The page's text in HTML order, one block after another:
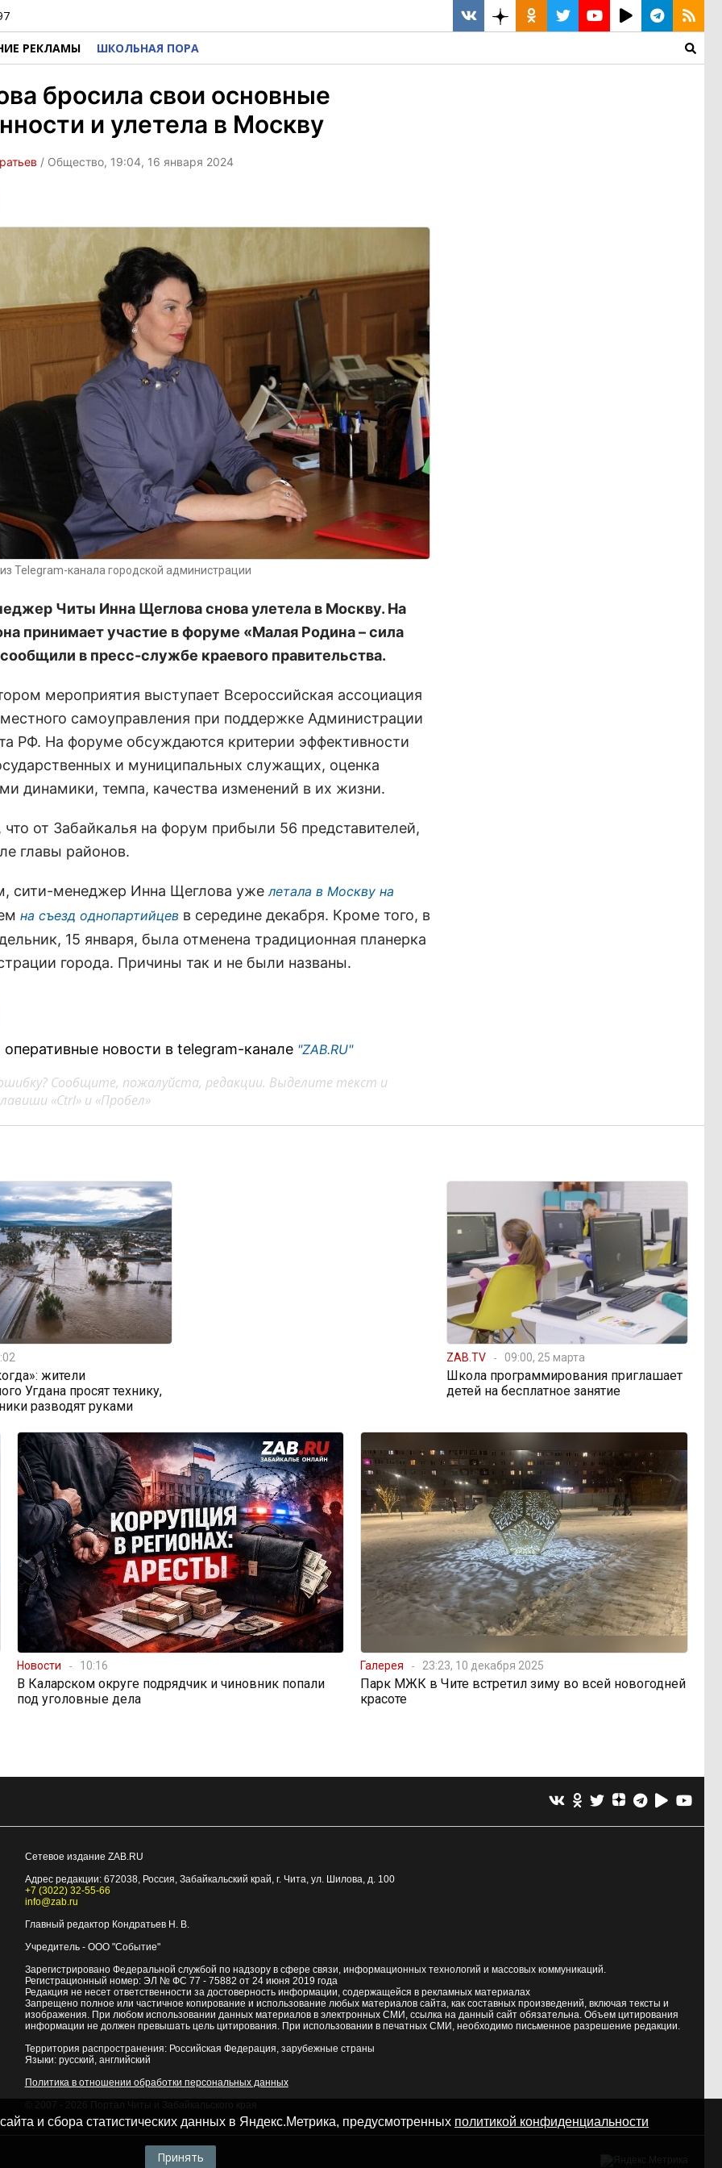
РЕКЛАМЫ ШКОЛЬНАЯ ПОРА
бросила свои основные
и улетела в Москву
/ Общество, 19:04, 16 января 2024
Telegram-канала городской администрации
Читы Инна Щеглова снова улетела в Москву. На
принимает участие в форуме «Малая Родина – сила
в пресс-службе краевого правительства.
мероприятия выступает Всероссийская ассоциация
самоуправления при поддержке Администрации
РФ. На форуме обсуждаются критерии эффективности
и муниципальных служащих, оценка
динамики, темпа, качества изменений в их жизни.
от Забайкалья на форум прибыли 56 представителей,
главы районов.
сити-менеджер Инна Щеглова ужелетала в Москву на
на съезд однопартийцев в середине декабря. Кроме того, в
15 января, была отменена традиционная планерка
города. Причины так и не были названы.
новости в telegram-канале "ZAB.RU"
Сообщите, пожалуйста, редакции. Выделите текст и
«Ctrl» и «Пробел»
жители
Угдана просят технику,
разводят руками
ZAB.TV 09:00, 25 марта
Школа программирования приглашает
детей на бесплатное занятие
Новости 10:16
В Каларском округе подрядчик и чиновник попали
под уголовные дела
Галерея 23:23, 10 декабря 2025
Парк МЖК в Чите встретил зиму во всей новогодней
красоте
Сетевое издание ZAB.RU
Адрес редакции: 672038, Россия, Забайкальский край, г. Чита, ул. Шилова, д. 100
+7 (3022) 32-55-66
info@zab.ru
Главный редактор Кондратьев Н. В.
Учредитель - ООО "Событие"
Зарегистрировано Федеральной службой по надзору в сфере связи, информационных технологий и массовых коммуникаций.
Регистрационный номер: ЭЛ № ФС 77 - 75882 от 24 июня 2019 года
Редакция не несет ответственности за достоверность информации, содержащейся в рекламных материалах
Запрещено полное или частичное копирование и использование любых материалов сайта, как составных произведений, включая тексты и
изображения. При любом использовании данных материалов в электронных СМИ, ссылка на данный сайт обязательна. Объем цитирования
информации не должен превышать цель цитирования. При использовании в печатных СМИ, необходимо письменное разрешение редакции.
Территория распространения: Российская Федерация, зарубежные страны
Языки: русский, английский
Политика в отношении обработки персональных данных
и сбора статистических данных в Яндекс.Метрика, предусмотренных политикой конфиденциальности
Принять